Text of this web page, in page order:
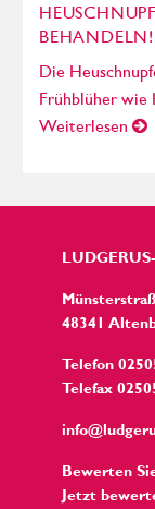
BEHANDELN!
Die
Frühblüher wie
Weiterlesen
48341
Telefon
Telefax
Bewerten
Jetzt